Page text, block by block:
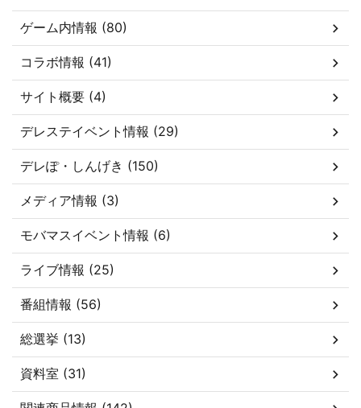
ゲーム内情報 (80)
コラボ情報 (41)
サイト概要 (4)
デレステイベント情報 (29)
デレぽ・しんげき (150)
メディア情報 (3)
モバマスイベント情報 (6)
ライブ情報 (25)
番組情報 (56)
総選挙 (13)
資料室 (31)